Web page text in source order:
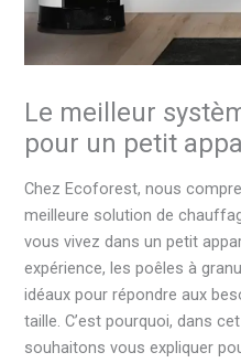
Le meilleur
pour un petit
Chez Ecoforest, nous
meilleure solution de
vous vivez dans un petit
expérience, les poêles à
idéaux pour répondre aux
taille. C’est pourquoi, dans
souhaitons vous expliquer